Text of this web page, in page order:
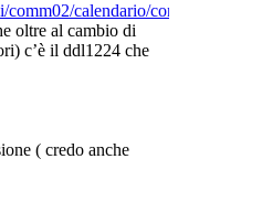
calendario/convocazioni.pdf
oltre al cambio di
c’è il ddl1224 che
( credo anche